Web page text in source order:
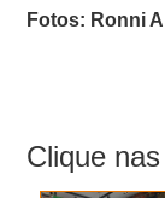
Fotos: Ronni
Clique